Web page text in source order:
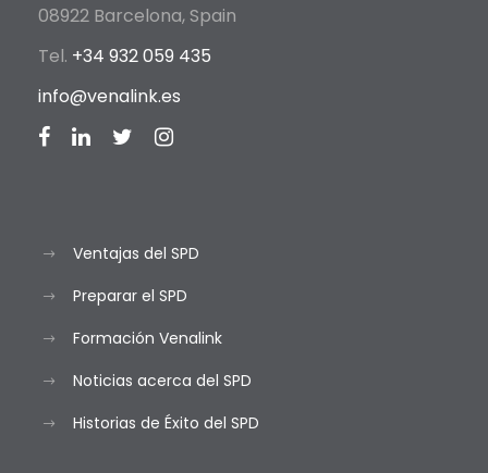
08922 Barcelona, Spain
Tel. +34 932 059 435
info@venalink.es
Ventajas del SPD
Preparar el SPD
Formación Venalink
Noticias acerca del SPD
Historias de Éxito del SPD